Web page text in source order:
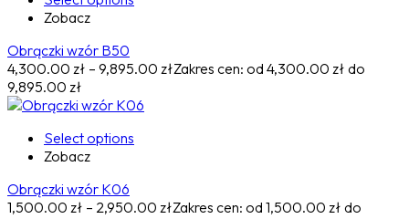
Zobacz
Obrączki wzór B50
4,300.00 zł – 9,895.00 złZakres cen: od 4,300.00 zł do
9,895.00 zł
Select options
Zobacz
Obrączki wzór K06
1,500.00 zł – 2,950.00 złZakres cen: od 1,500.00 zł do